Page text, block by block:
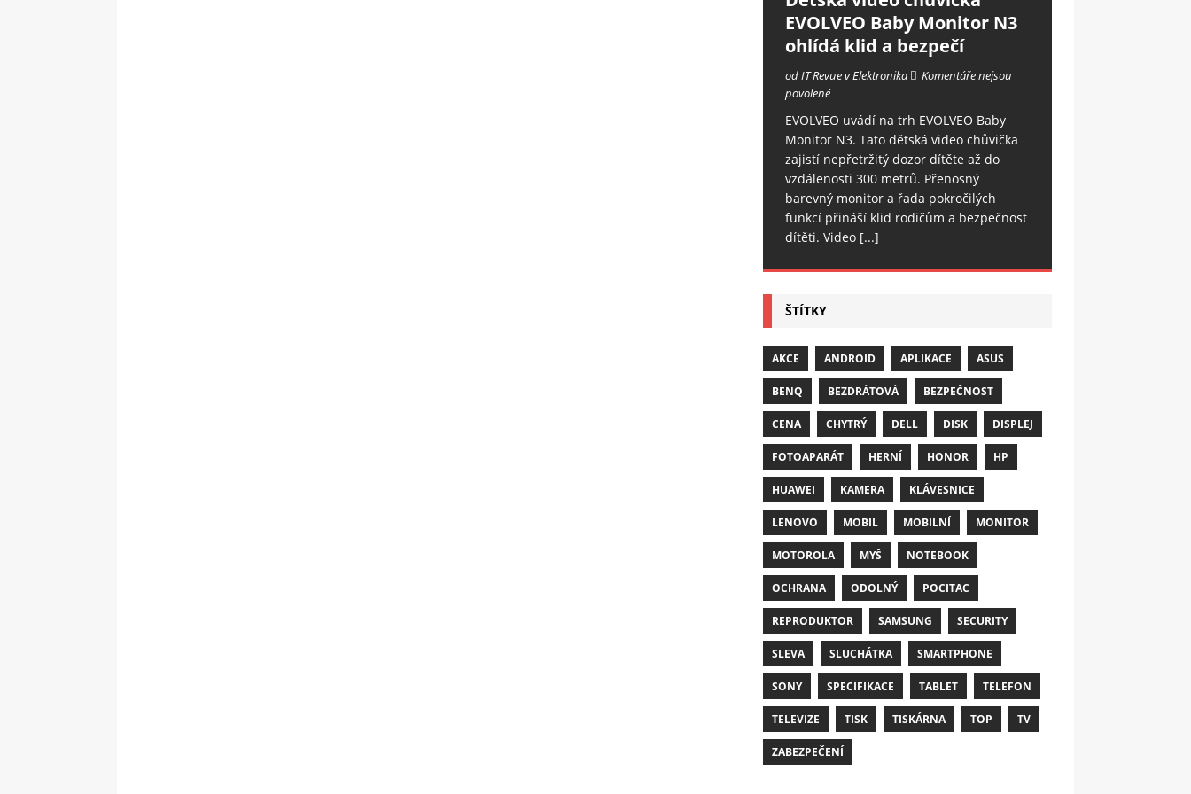
EVOLVEO Baby Monitor N3
ohlídá klid a bezpečí
od IT Revue v Elektronika
Komentáře nejsou
povolené
EVOLVEO uvádí na trh EVOLVEO Baby
Monitor N3. Tato dětská video chůvička
zajistí nepřetržitý dozor dítěte až do
vzdálenosti 300 metrů. Přenosný
barevný monitor a řada pokročilých
funkcí přináší klid rodičům a bezpečnost
dítěti. Video [...]
ŠTÍTKY
AKCE ANDROID APLIKACE ASUS
BENQ BEZDRÁTOVÁ BEZPEČNOST
CENA CHYTRÝ DELL DISK DISPLEJ
FOTOAPARÁT HERNÍ HONOR HP
HUAWEI KAMERA KLÁVESNICE
LENOVO MOBIL MOBILNÍ MONITOR
MOTOROLA MYŠ NOTEBOOK
OCHRANA ODOLNÝ POCITAC
REPRODUKTOR SAMSUNG SECURITY
SLEVA SLUCHÁTKA SMARTPHONE
SONY SPECIFIKACE TABLET TELEFON
TELEVIZE TISK TISKÁRNA TOP TV
ZABEZPEČENÍ